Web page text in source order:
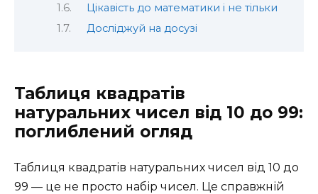
Цікавість до математики і не тільки
Досліджуй на досузі
Таблиця квадратів
натуральних чисел від 10 до 99:
поглиблений огляд
Таблиця квадратів натуральних чисел від 10 до
99 — це не просто набір чисел. Це справжній